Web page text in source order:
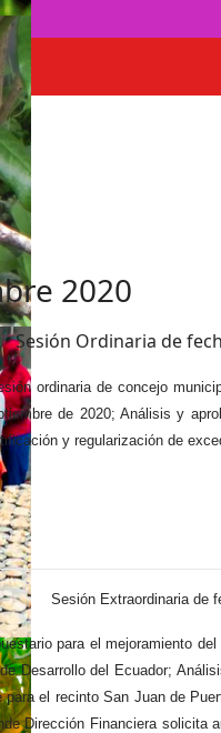
2020
Sesión Ordinaria de
ordinaria de concejo
de 2020; Análisis y
y regularización de
Sesión Extraordinaria de
para el mejoramiento
Desarrollo del Ecuador;
el recinto San Juan de
Dirección Financiera